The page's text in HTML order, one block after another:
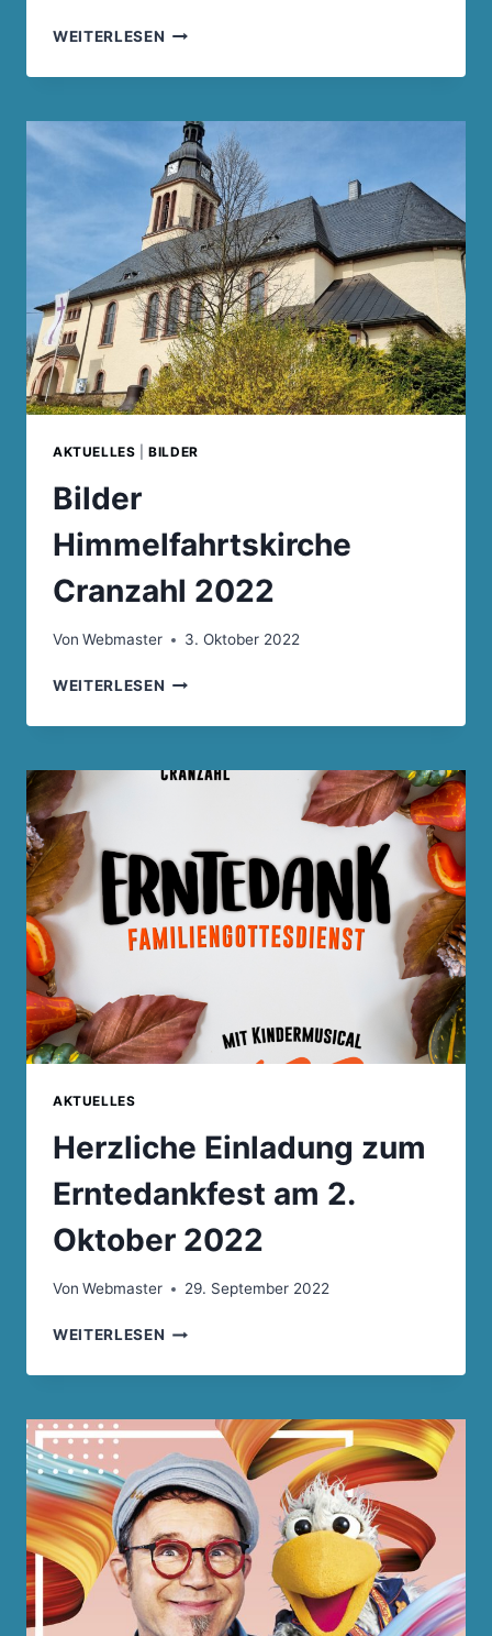
WEITERLESEN „SOMMERMETTEN-
AB
ERHÄLTLICH
AKTUELLES |BILDER
Bilder
Himmelfahrtskirche
Cranzahl 2022
Von Webmaster 3. Oktober 2022
WEITERLESEN BILDER
CRANZAHL
AKTUELLES
Herzliche Einladung zum
Erntedankfest am 2.
Oktober 2022
Von Webmaster 29. September 2022
WEITERLESEN HERZLICHE
ZUM
AM
OKTOBER
2022